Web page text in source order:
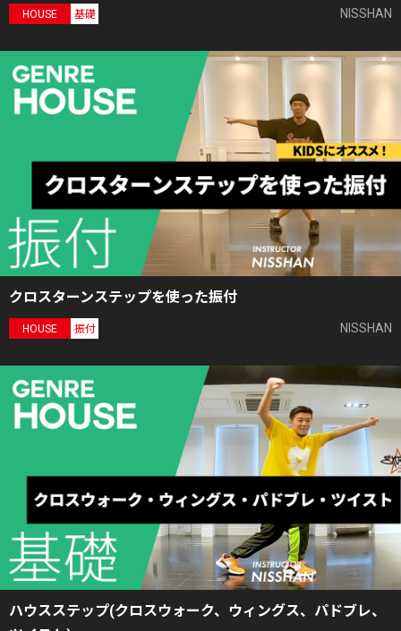
HOUSE 基礎 NISSHAN
クロスターンステップを使った振付
HOUSE 振付 NISSHAN
ハウスステップ(クロスウォーク、ウィングス、パドブレ、